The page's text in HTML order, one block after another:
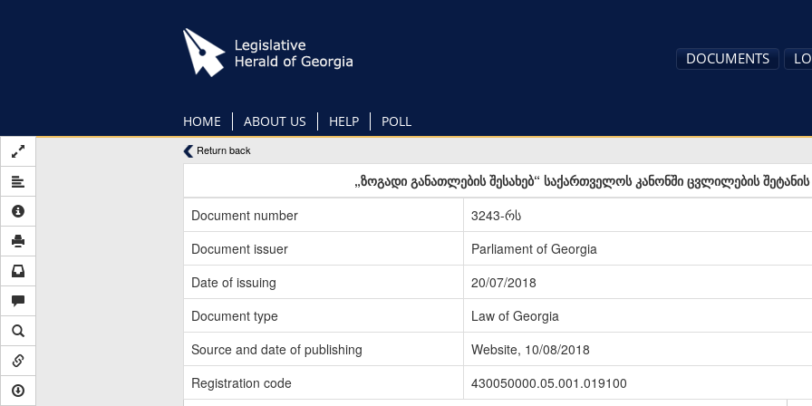
HOME ABOUT US HELP POLL
DOCUMENTS
Return back
„ზოგადი განათლების შესახებ“ საქართველოს კანონში ცვლილების
Document number
3243-რს
Document issuer
Parliament of Georgia
Date of issuing
20/07/2018
Document type
Law of Georgia
Source and date of publishing
Website, 10/08/2018
Registration code
430050000.05.001.019100